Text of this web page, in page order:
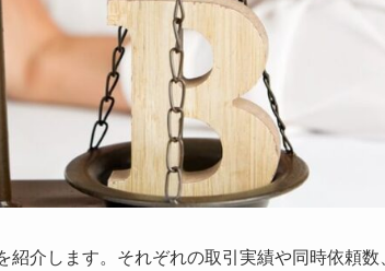
紹介します。それぞれの取引実績や同時依頼数